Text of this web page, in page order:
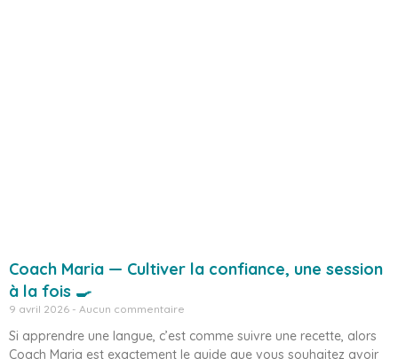
Coach Maria — Cultiver la confiance, une session
à la fois 🍳
9 avril 2026 Aucun commentaire
Si apprendre une langue, c’est comme suivre une recette, alors
Coach Maria est exactement le guide que vous souhaitez avoir